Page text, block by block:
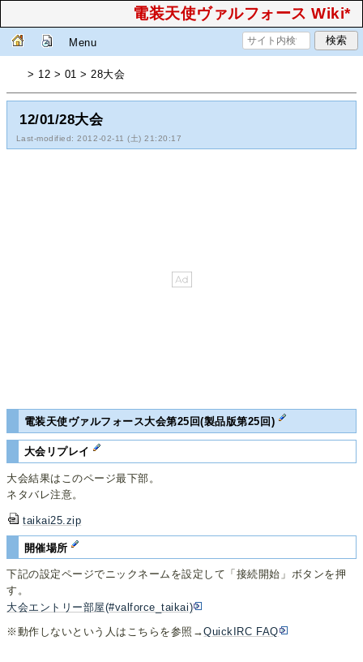
電装天使ヴァルフォース Wiki*
Menu
> 12 > 01 > 28大会
12/01/28大会
Last-modified: 2012-02-11 (土) 21:20:17
電装天使ヴァルフォース大会第25回(製品版第25回)
大会リプレイ
大会結果はこのページ最下部。
ネタバレ注意。
taikai25.zip
開催場所
下記の設定ページでニックネームを設定して「接続開始」ボタンを押
す。
大会エントリー部屋(#valforce_taikai)
※動作しないという人はこちらを参照→QuickIRC FAQ